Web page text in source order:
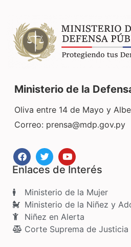
Ministerio de la
Oliva entre 14 de Mayo y
Correo: prensa@mdp.gov.py
Enlaces de Interés
Ministerio de la Mujer
Ministerio de la Niñez y
Niñez en Alerta
Corte Suprema de Justicia